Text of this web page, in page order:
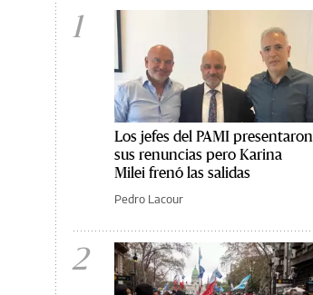
1
Los jefes del PAMI presentaron
sus renuncias pero Karina
Milei frenó las salidas
Pedro Lacour
2